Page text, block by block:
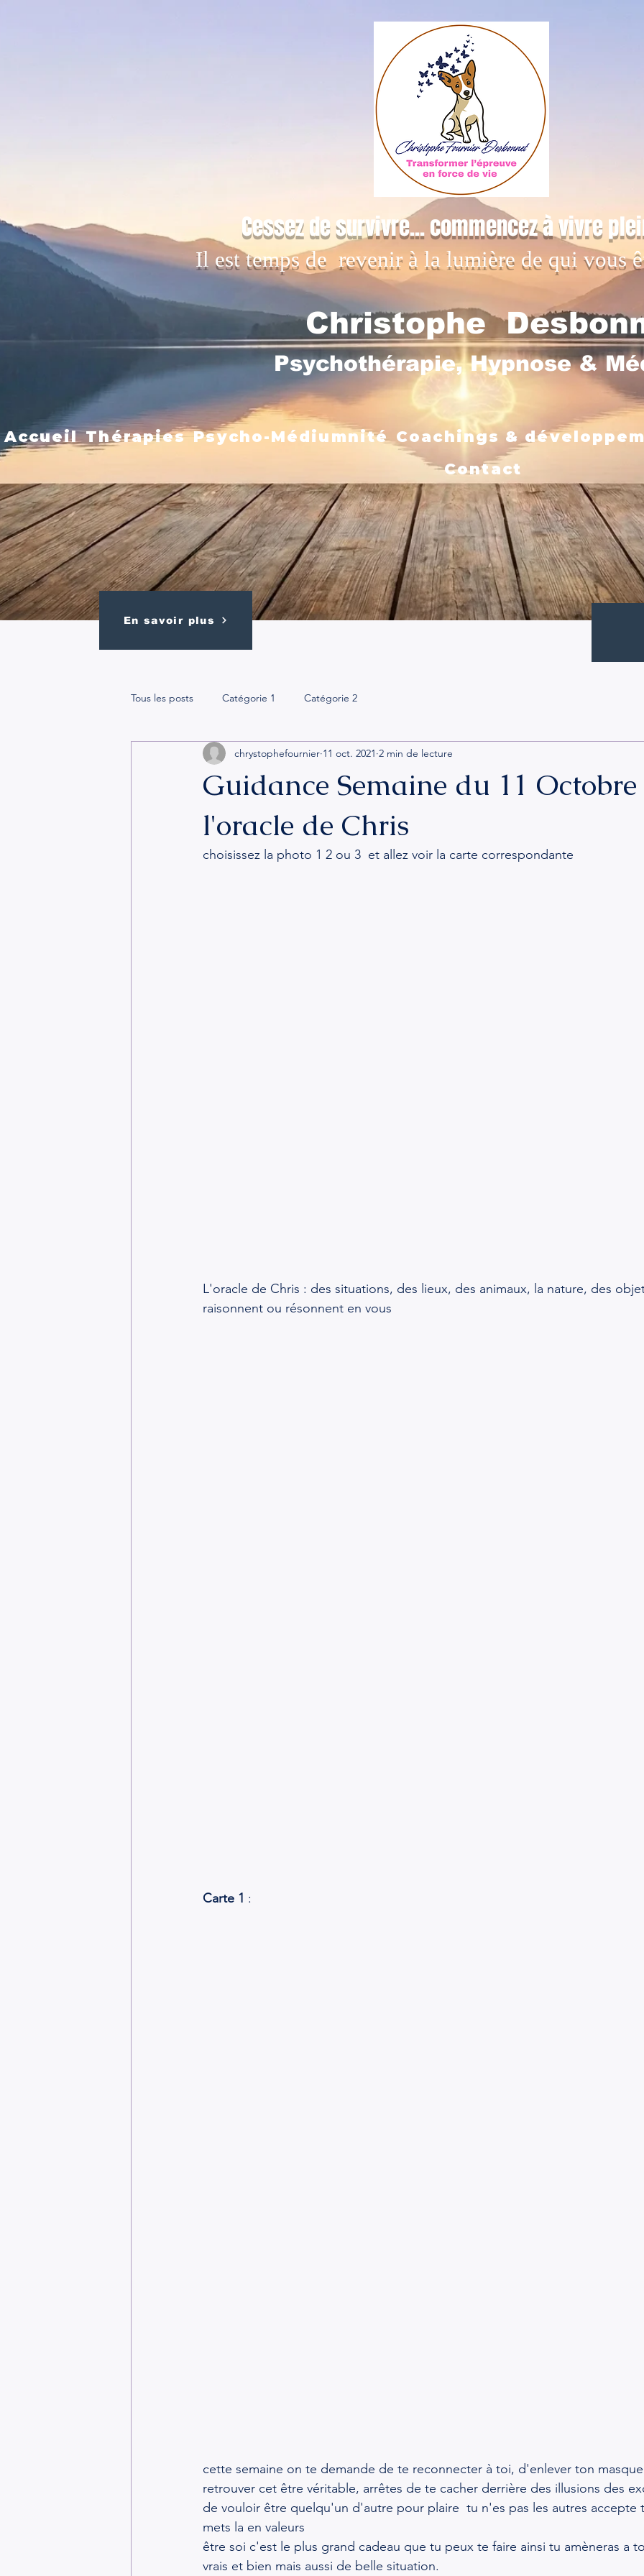
Christophe
Cessez de survivre... commencez à vivre
Il est temps de revenir à la lumière de qui vous
En savoir plus
Accueil Thérapies Psycho-Médiumnité Coachings &
Contact
Psychothérapie, Hypnose &
Tous les posts Catégorie 1 Catégorie 2
Guidance Semaine du 11 Octobre
l'oracle de Chris
chrystophefournier 11 oct. 2021 2 min de lecture
choisissez la photo 1 2 ou 3  et allez voir la carte correspondante
L'oracle de Chris : des situations, des lieux, des animaux, la nature, des
raisonnent ou résonnent en vous
Carte 1 :
cette semaine on te demande de te reconnecter à toi, d'enlever ton
retrouver cet être véritable, arrêtes de te cacher derrière des illusions des
de vouloir être quelqu'un d'autre pour plaire  tu n'es pas les autres
mets la en valeurs
être soi c'est le plus grand cadeau que tu peux te faire ainsi tu amèneras a
vrais et bien mais aussi de belle situation.